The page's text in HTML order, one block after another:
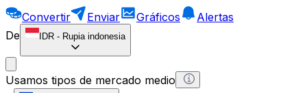
Convertir Enviar Gráficos
Alertas
De
IDR - Rupia indonesia
Usamos tipos de mercado medio